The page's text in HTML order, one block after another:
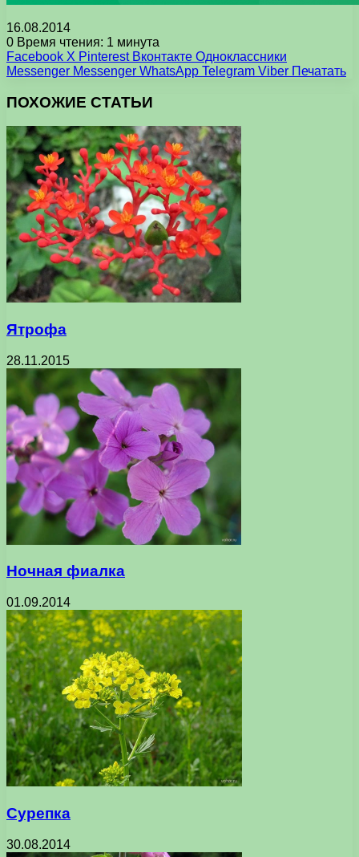
16.08.2014
0 Время чтения: 1 минута
Facebook X Pinterest Вконтакте Одноклассники
Messenger Messenger WhatsApp Telegram Viber Печатать
ПОХОЖИЕ СТАТЬИ
Ятрофа
28.11.2015
Ночная фиалка
01.09.2014
Сурепка
30.08.2014